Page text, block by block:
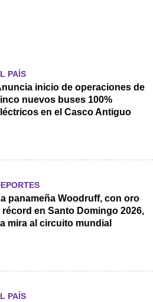
PAÍS
inicio de operaciones de
nuevos buses 100%
en el Casco Antiguo
panameña Woodruff, con oro
récord en Santo Domingo 2026,
mira al circuito mundial
PAÍS